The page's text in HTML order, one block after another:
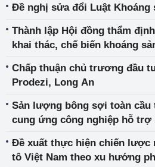
Đề nghị sửa đổi Luật Khoáng
Thành lập Hội đồng thẩm
khai thác, chế biến khoáng
Chấp thuận chủ trương đầu
Prodezi, Long An
Sản lượng bông sợi toàn cầu
cung ứng công nghiệp hỗ trợ
Đề xuất thực hiện chiến lược
tô Việt Nam theo xu hướng